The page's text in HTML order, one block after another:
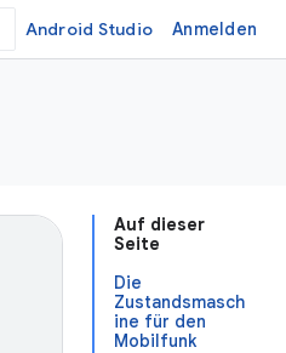
Android Studio Anmelden
Auf dieser
Seite
Die
Zustandsmasch
ine für den
Mobilfunk